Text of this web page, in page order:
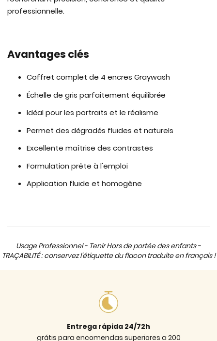
professionnelle.
Avantages clés
Coffret complet de 4 encres Graywash
Échelle de gris parfaitement équilibrée
Idéal pour les portraits et le réalisme
Permet des dégradés fluides et naturels
Excellente maîtrise des contrastes
Formulation prête à l'emploi
Application fluide et homogène
Usage Professionnel - Tenir Hors de portée des enfants -
TRAÇABILITÉ : conservez l'étiquette du flacon traduite en français !
Entrega rápida 24/72h
grátis para encomendas superiores a 200